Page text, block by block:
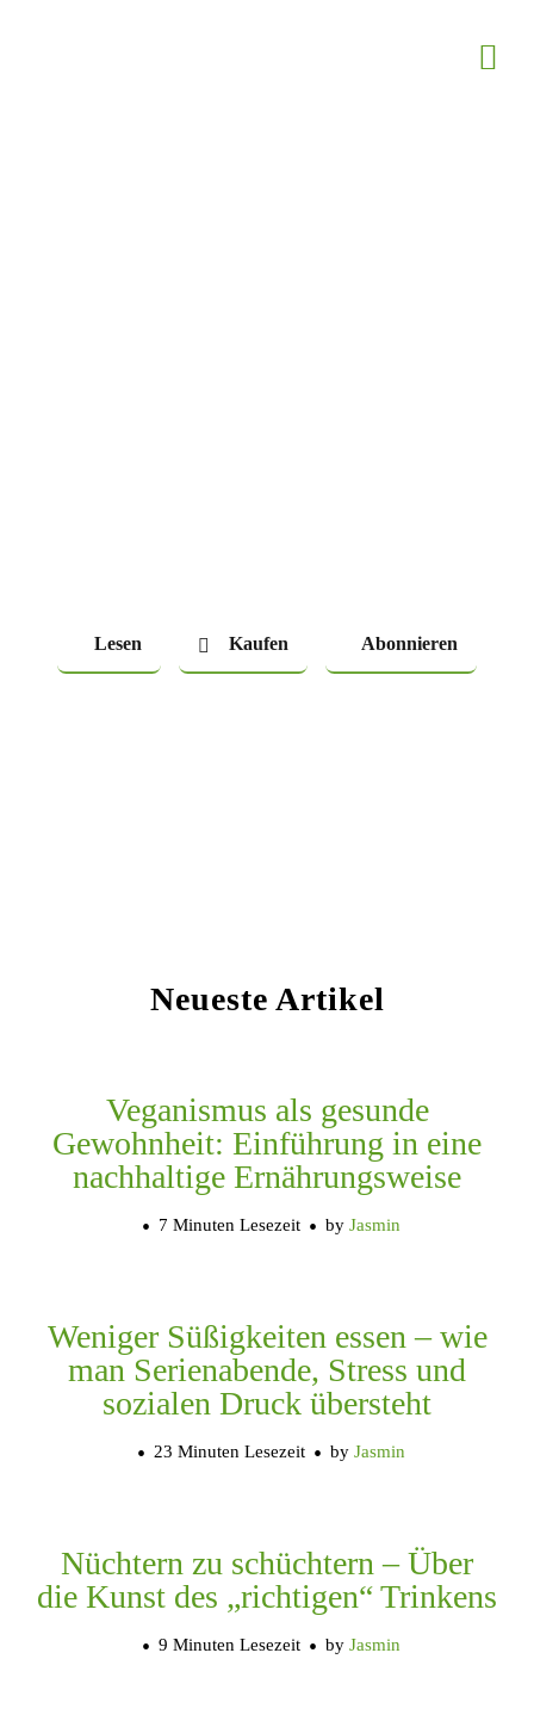
Lesen Kaufen Abonnieren
Neueste Artikel
Veganismus als gesunde
Gewohnheit: Einführung in eine
nachhaltige Ernährungsweise
7 Minuten Lesezeit by Jasmin
Weniger Süßigkeiten essen – wie
man Serienabende, Stress und
sozialen Druck übersteht
23 Minuten Lesezeit by Jasmin
Nüchtern zu schüchtern – Über
die Kunst des „richtigen“ Trinkens
9 Minuten Lesezeit by Jasmin